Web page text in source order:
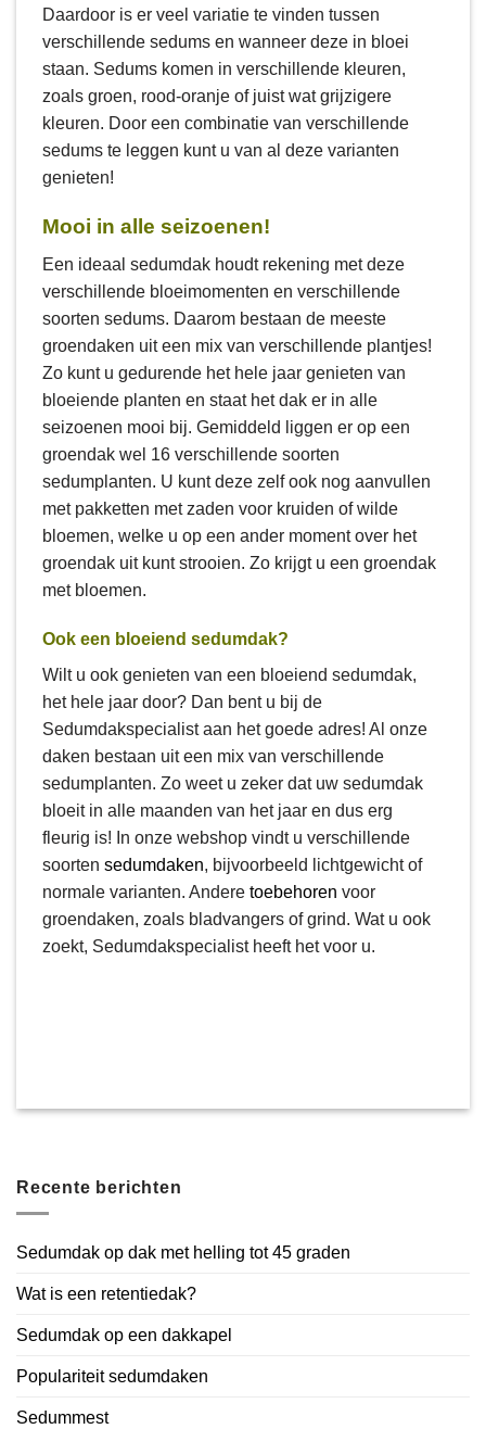
Daardoor is er veel variatie te vinden tussen
verschillende sedums en wanneer deze in bloei
staan. Sedums komen in verschillende kleuren,
zoals groen, rood-oranje of juist wat grijzigere
kleuren. Door een combinatie van verschillende
sedums te leggen kunt u van al deze varianten
genieten!
Mooi in alle seizoenen!
Een ideaal sedumdak houdt rekening met deze
verschillende bloeimomenten en verschillende
soorten sedums. Daarom bestaan de meeste
groendaken uit een mix van verschillende plantjes!
Zo kunt u gedurende het hele jaar genieten van
bloeiende planten en staat het dak er in alle
seizoenen mooi bij. Gemiddeld liggen er op een
groendak wel 16 verschillende soorten
sedumplanten. U kunt deze zelf ook nog aanvullen
met pakketten met zaden voor kruiden of wilde
bloemen, welke u op een ander moment over het
groendak uit kunt strooien. Zo krijgt u een groendak
met bloemen.
Ook een bloeiend sedumdak?
Wilt u ook genieten van een bloeiend sedumdak,
het hele jaar door? Dan bent u bij de
Sedumdakspecialist aan het goede adres! Al onze
daken bestaan uit een mix van verschillende
sedumplanten. Zo weet u zeker dat uw sedumdak
bloeit in alle maanden van het jaar en dus erg
fleurig is! In onze webshop vindt u verschillende
soorten sedumdaken, bijvoorbeeld lichtgewicht of
normale varianten. Andere toebehoren voor
groendaken, zoals bladvangers of grind. Wat u ook
zoekt, Sedumdakspecialist heeft het voor u.
Recente berichten
Sedumdak op dak met helling tot 45 graden
Wat is een retentiedak?
Sedumdak op een dakkapel
Populariteit sedumdaken
Sedummest